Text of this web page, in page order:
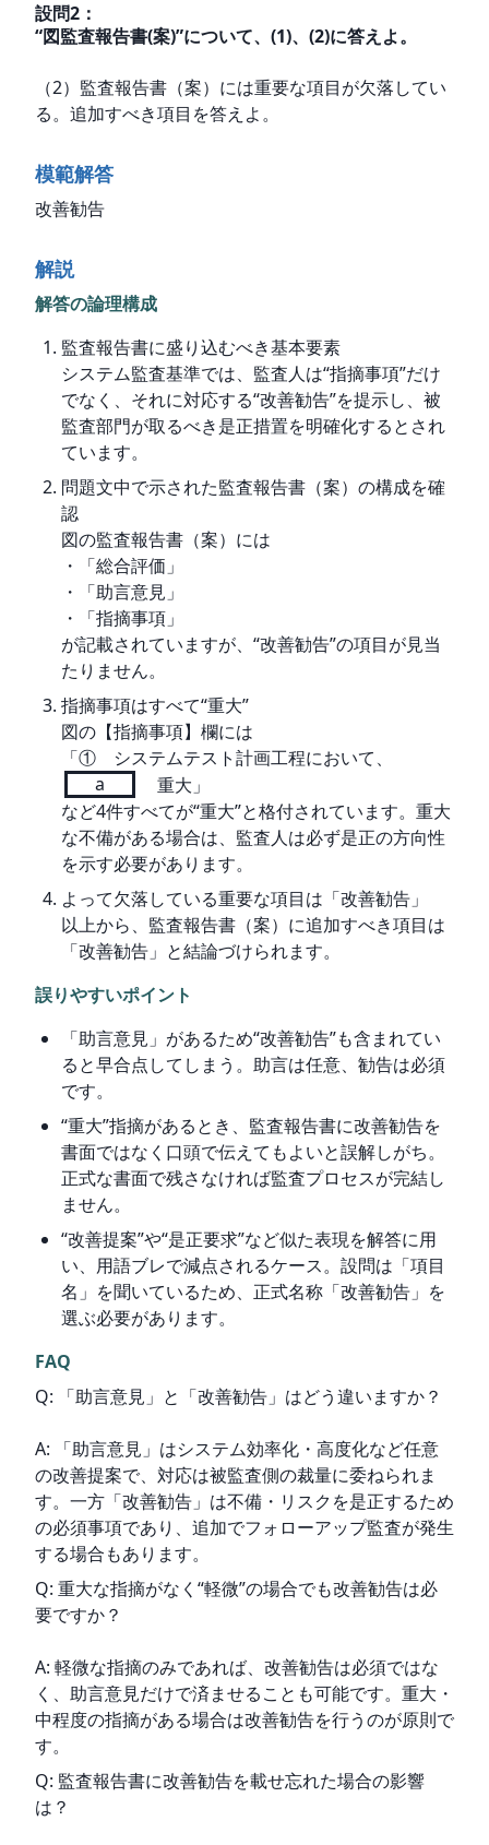
設問2 ：
“図監査報告書(案)”について、(1)、(2)に答えよ。
（2）監査報告書（案）には重要な項目が欠落してい
る。追加すべき項目を答えよ。
模範解答
改善勧告
解説
解答の論理構成
監査報告書に盛り込むべき基本要素
システム監査基準では、監査人は“指摘事項”だけ
でなく、それに対応する“改善勧告”を提示し、被
監査部門が取るべき是正措置を明確化するとされ
ています。
問題文中で示された監査報告書（案）の構成を確
認
図の監査報告書（案）には
・「総合評価」
・「助言意見」
・「指摘事項」
が記載されていますが、“改善勧告”の項目が見当
たりません。
指摘事項はすべて“重大”
図の【指摘事項】欄には
「① システムテスト計画工程において、
a
重大」
など4件すべてが“重大”と格付されています。重大
な不備がある場合は、監査人は必ず是正の方向性
を示す必要があります。
よって欠落している重要な項目は「改善勧告」
以上から、監査報告書（案）に追加すべき項目は
「改善勧告」と結論づけられます。
誤りやすいポイント
「助言意見」があるため“改善勧告”も含まれてい
ると早合点してしまう。助言は任意、勧告は必須
です。
“重大”指摘があるとき、監査報告書に改善勧告を
書面ではなく口頭で伝えてもよいと誤解しがち。
正式な書面で残さなければ監査プロセスが完結し
ません。
“改善提案”や“是正要求”など似た表現を解答に用
い、用語ブレで減点されるケース。設問は「項目
名」を聞いているため、正式名称「改善勧告」を
選ぶ必要があります。
FAQ
Q: 「助言意見」と「改善勧告」はどう違いますか？
A: 「助言意見」はシステム効率化・高度化など任意
の改善提案で、対応は被監査側の裁量に委ねられま
す。一方「改善勧告」は不備・リスクを是正するため
の必須事項であり、追加でフォローアップ監査が発生
する場合もあります。
Q: 重大な指摘がなく“軽微”の場合でも改善勧告は必
要ですか？
A: 軽微な指摘のみであれば、改善勧告は必須ではな
く、助言意見だけで済ませることも可能です。重大・
中程度の指摘がある場合は改善勧告を行うのが原則で
す。
Q: 監査報告書に改善勧告を載せ忘れた場合の影響
は？